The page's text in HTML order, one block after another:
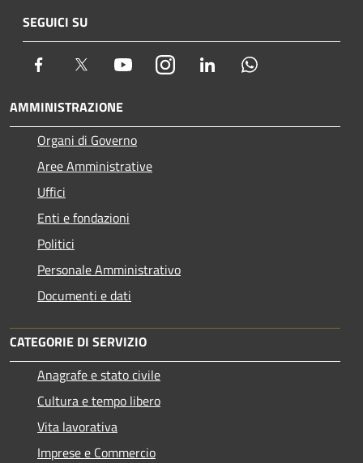
SEGUICI SU
Facebook Twitter YoutubeInstagram LinkedIn
AMMINISTRAZIONE
Organi di Governo
Aree Amministrative
Uffici
Enti e fondazioni
Politici
Personale Amministrativo
Documenti e dati
CATEGORIE DI SERVIZIO
Anagrafe e stato civile
Cultura e tempo libero
Vita lavorativa
Imprese e Commercio